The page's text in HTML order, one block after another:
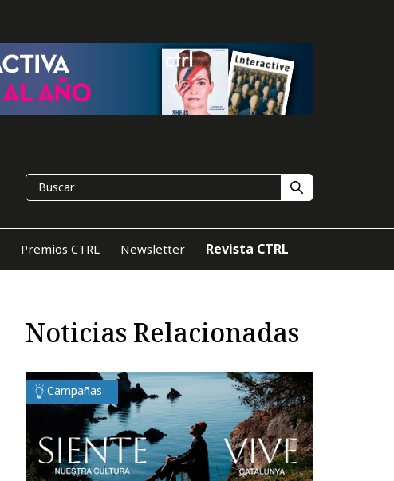
Premios CTRL Newsletter Revista CTRL
Noticias Relacionadas
Campañas